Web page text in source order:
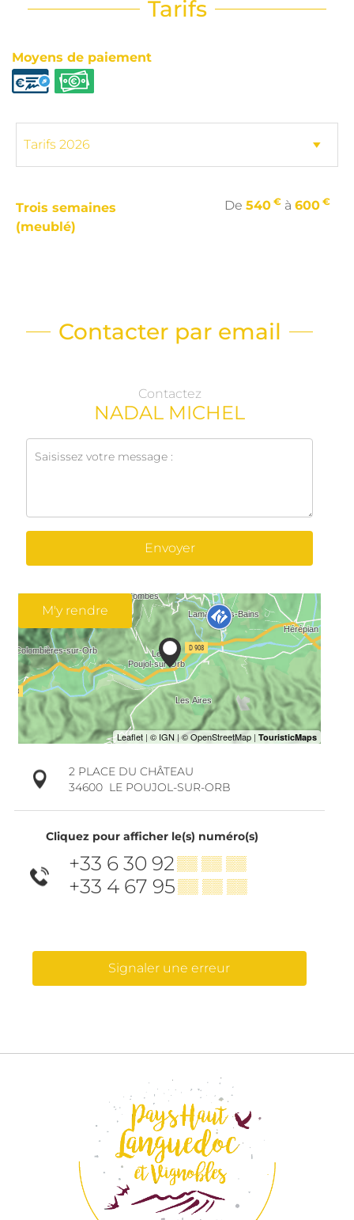
Tarifs
Moyens de paiement
Trois semaines
(meublé)
De 540 € à 600 €
Contacter par email
Contactez
NADAL MICHEL
Envoyer
M'y rendre
2 PLACE DU CHÂTEAU
34600 LE POUJOL-SUR-ORB
Cliquez pour afficher le(s) numéro(s)
+33 6 30 92▒▒ ▒▒ ▒▒
+33 4 67 95▒▒ ▒▒ ▒▒
Signaler une erreur